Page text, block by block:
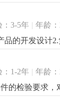
更详细...
：3-5年 | 年龄
品的开发设计
程岗位要求:1.
灯饰产品设
：1-2年 | 年龄
的检验要求
仓库退供应商